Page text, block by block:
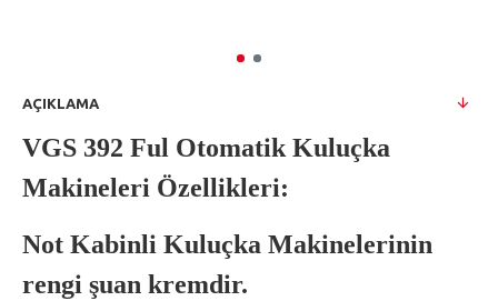
AÇIKLAMA
VGS 392 Ful Otomatik Kuluçka
Makineleri Özellikleri:
Not Kabinli Kuluçka Makinelerinin
rengi şuan kremdir.